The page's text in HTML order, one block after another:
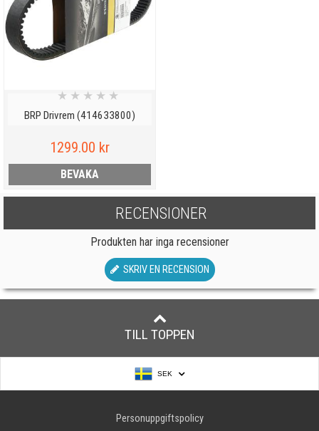
BRP Drivrem (414633800)
★ ★ ★ ★ ★
1299.00 kr
BEVAKA
RECENSIONER
Produkten har inga recensioner
SKRIV EN RECENSION
TILL TOPPEN
SEK
Personuppgiftspolicy